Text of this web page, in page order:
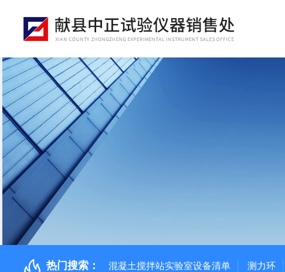
热门搜索： 混凝土搅拌站实验室设备清单 测力环